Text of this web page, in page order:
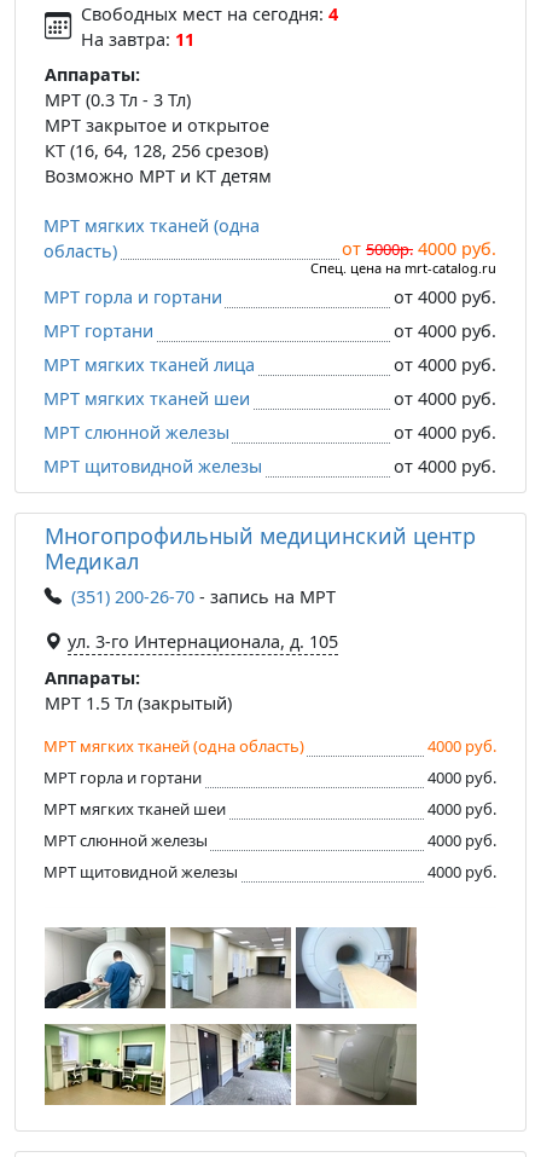
Свободных мест на сегодня: 4
На завтра: 11
Аппараты:
МРТ (0.3 Тл - 3 Тл)
МРТ закрытое и открытое
КТ (16, 64, 128, 256 срезов)
Возможно МРТ и КТ детям
МРТ мягких тканей (одна
область)
от 5000р. 4000 руб.
Спец. цена на mrt-catalog.ru
МРТ горла и гортани
от 4000 руб.
МРТ гортани
от 4000 руб.
МРТ мягких тканей лица
от 4000 руб.
МРТ мягких тканей шеи
от 4000 руб.
МРТ слюнной железы
от 4000 руб.
МРТ щитовидной железы
от 4000 руб.
Многопрофильный медицинский центр
Медикал
(351) 200-26-70 - запись на МРТ
ул. 3-го Интернационала, д. 105
Аппараты:
МРТ 1.5 Тл (закрытый)
МРТ мягких тканей (одна область)
4000 руб.
МРТ горла и гортани
4000 руб.
МРТ мягких тканей шеи
4000 руб.
МРТ слюнной железы
4000 руб.
МРТ щитовидной железы
4000 руб.